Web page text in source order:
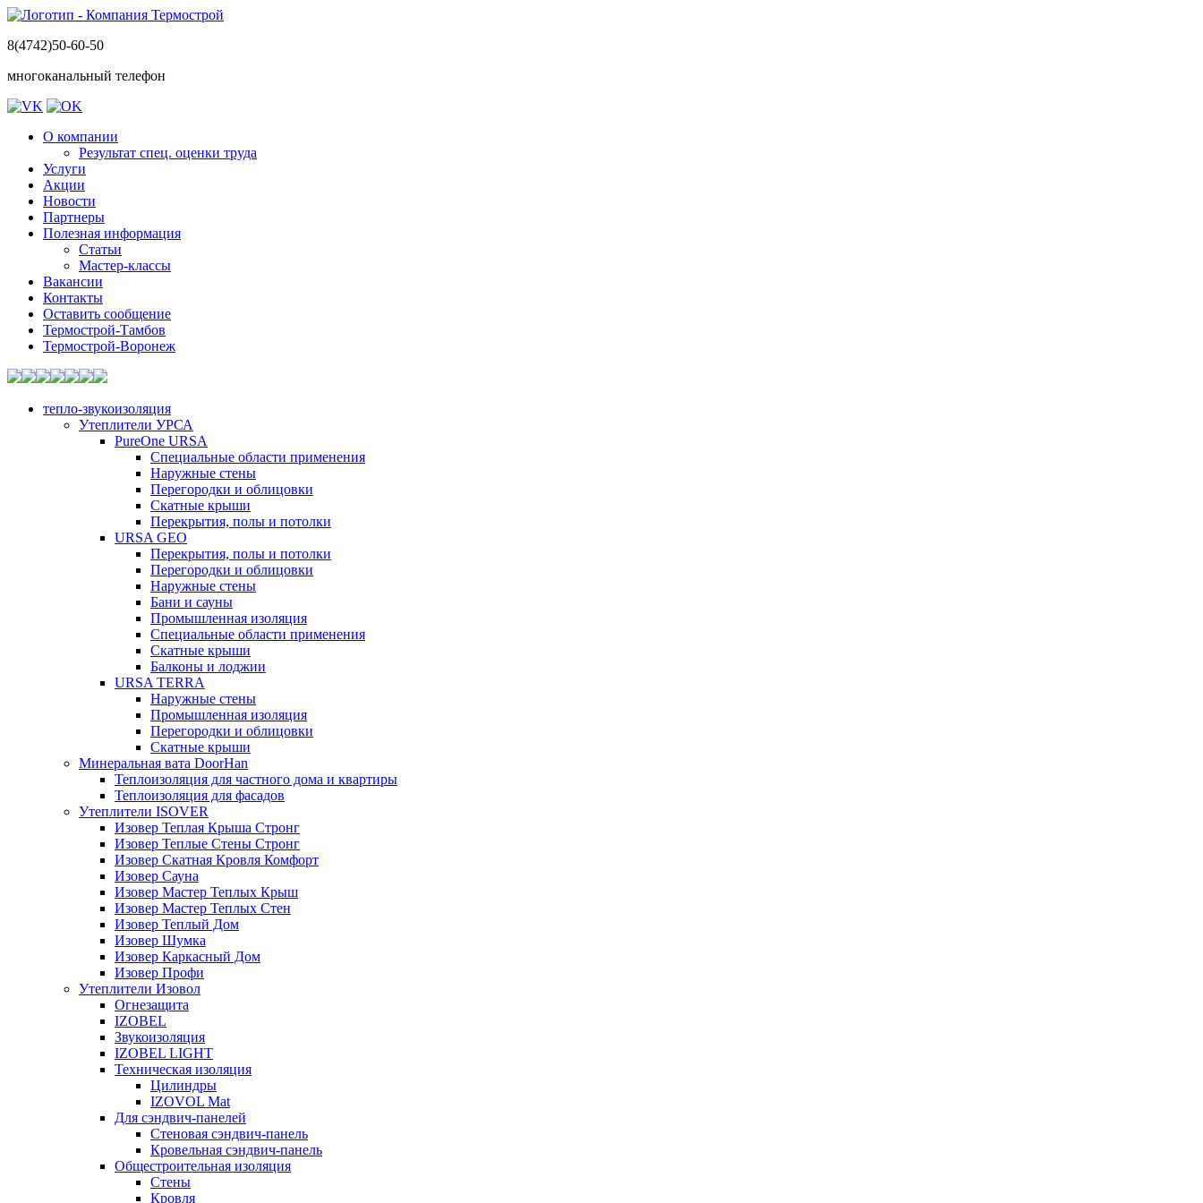
8(4742)50-60-50
многоканальный телефон
О компании
Результат спец. оценки труда
Услуги
Акции
Новости
Партнеры
Полезная информация
Статьи
Мастер-классы
Вакансии
Контакты
Оставить сообщение
Термострой-Тамбов
Термострой-Воронеж
тепло-звукоизоляция
Утеплители УРСА
PureOne URSA
Специальные области применения
Наружные стены
Перегородки и облицовки
Скатные крыши
Перекрытия, полы и потолки
URSA GEO
Перекрытия, полы и потолки
Перегородки и облицовки
Наружные стены
Бани и сауны
Промышленная изоляция
Специальные области применения
Скатные крыши
Балконы и лоджии
URSA TERRA
Наружные стены
Промышленная изоляция
Перегородки и облицовки
Скатные крыши
Минеральная вата DoorHan
Теплоизоляция для частного дома и квартиры
Теплоизоляция для фасадов
Утеплители ISOVER
Изовер Теплая Крыша Стронг
Изовер Теплые Стены Стронг
Изовер Скатная Кровля Комфорт
Изовер Сауна
Изовер Мастер Теплых Крыш
Изовер Мастер Теплых Стен
Изовер Теплый Дом
Изовер Шумка
Изовер Каркасный Дом
Изовер Профи
Утеплители Изовол
Огнезащита
IZOBEL
Звукоизоляция
IZOBEL LIGHT
Техническая изоляция
Цилиндры
IZOVOL Mat
Для сэндвич-панелей
Стеновая сэндвич-панель
Кровельная сэндвич-панель
Общестроительная изоляция
Стены
Кровля